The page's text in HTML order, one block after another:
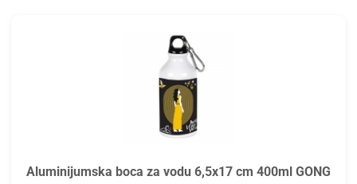
Aluminijumska boca za vodu 6,5x17 cm 400ml GONG